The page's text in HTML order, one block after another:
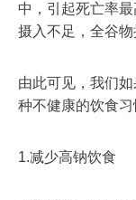
中，引起死亡率
摄入不足，全谷物
由此可见，我们
种不健康的饮食习
1.减少高钠饮食